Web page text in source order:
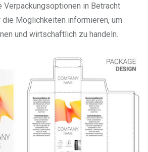
in Betracht
die Möglichkeiten informieren, um
und wirtschaftlich zu handeln.